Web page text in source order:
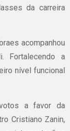
da carreira
acompanhou
Fortalecendo a
nível funcional
a favor da
Cristiano Zanin,